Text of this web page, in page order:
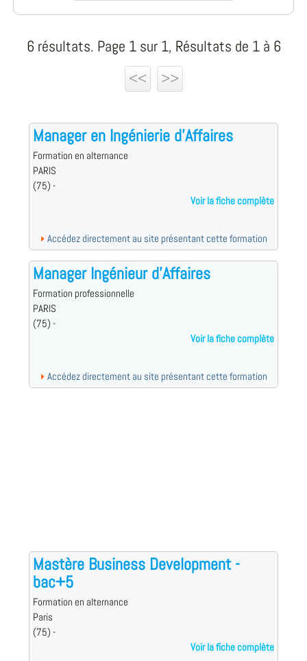
6 résultats. Page 1 sur 1, Résultats de 1 à 6
<<
>>
Manager en Ingénierie d'Affaires
Formation en alternance
PARIS
(75) -
Voir la fiche complète
Accédez directement au site présentant cette formation
Manager Ingénieur d'Affaires
Formation professionnelle
PARIS
(75) -
Voir la fiche complète
Accédez directement au site présentant cette formation
Mastère Business Development -
bac+5
Formation en alternance
Paris
(75) -
Voir la fiche complète